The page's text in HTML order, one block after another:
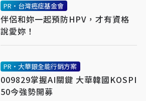
PR・台灣癌症基金會
伴侶和妳一起預防HPV，才有資格
說愛妳！
PR・大華銀全能行銷方案
009829掌握AI關鍵 大華韓國KOSPI
50今強勢開募